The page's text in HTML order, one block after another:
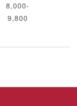
8,000-
9,800